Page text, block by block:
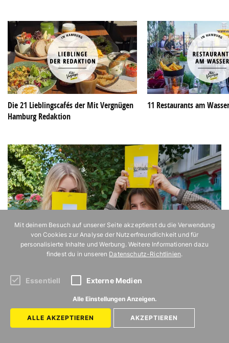
Die 21 Lieblingscafés der Mit Vergnügen
Hamburg Redaktion
11 Restaurants am
Mit deinem Besuch auf unserer Seite akzeptierst du die Verwendung
von Cookies zur Analyse der Nutzerfreundlichkeit und für
personalisierte Inhalte und Werbung. Weitere Informationen dazu
findest du in unseren Datenschutz-Richtlinien.
Essentiell Externe Medien
Alle Einstellungen Anzeigen.
ALLE AKZEPTIEREN AKZEPTIEREN